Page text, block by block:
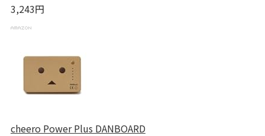
3,243円
cheero Power Plus DANBOARD